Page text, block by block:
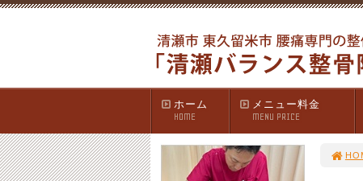
ホーム
HOME
メニュー料金
MENU PRICE